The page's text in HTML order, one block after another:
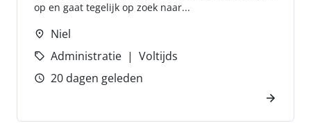
op en gaat tegelijk op zoek naar...
Niel
Administratie
Voltijds
20 dagen geleden